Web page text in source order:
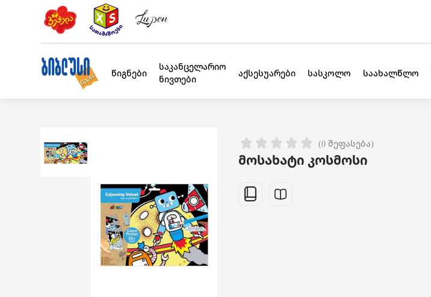
წიგნები
საკანცელარიო
ნივთები
აქსესუარები სასკოლო საახალწლო
(0 შეფასება)
მოსახატი კოსმოსი